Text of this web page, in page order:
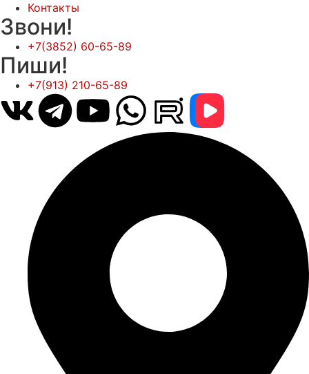
Контакты
Звони!
+7(3852) 60-65-89
Пиши!
+7(913) 210-65-89